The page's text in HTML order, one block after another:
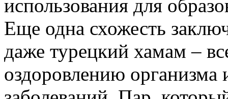
использования для
Еще одна схожесть
даже турецкий хамам –
оздоровлению